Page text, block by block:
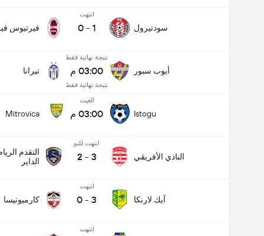
سودتيرول
انتهت
1
-
0 فيرتيوس
أيوب سبور
نتيجة نهائية فقط
03:00 م
نتيجة نهائية فقط
تيرانا
Istogu
الغيت
03:00 م Mitrovica
النادي الأفريقي
انتهت للتو
3
-
2
التقدم
الداير
آيك لارنكا
انتهت
3
-
0 كارميوتيسا
انتهت